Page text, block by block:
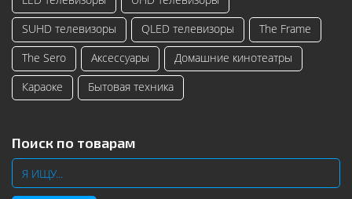
SUHD телевизоры
QLED телевизоры
The Frame
The Sero
Аксессуары
Домашние кинотеатры
Караоке
Бытовая техника
Поиск по товарам